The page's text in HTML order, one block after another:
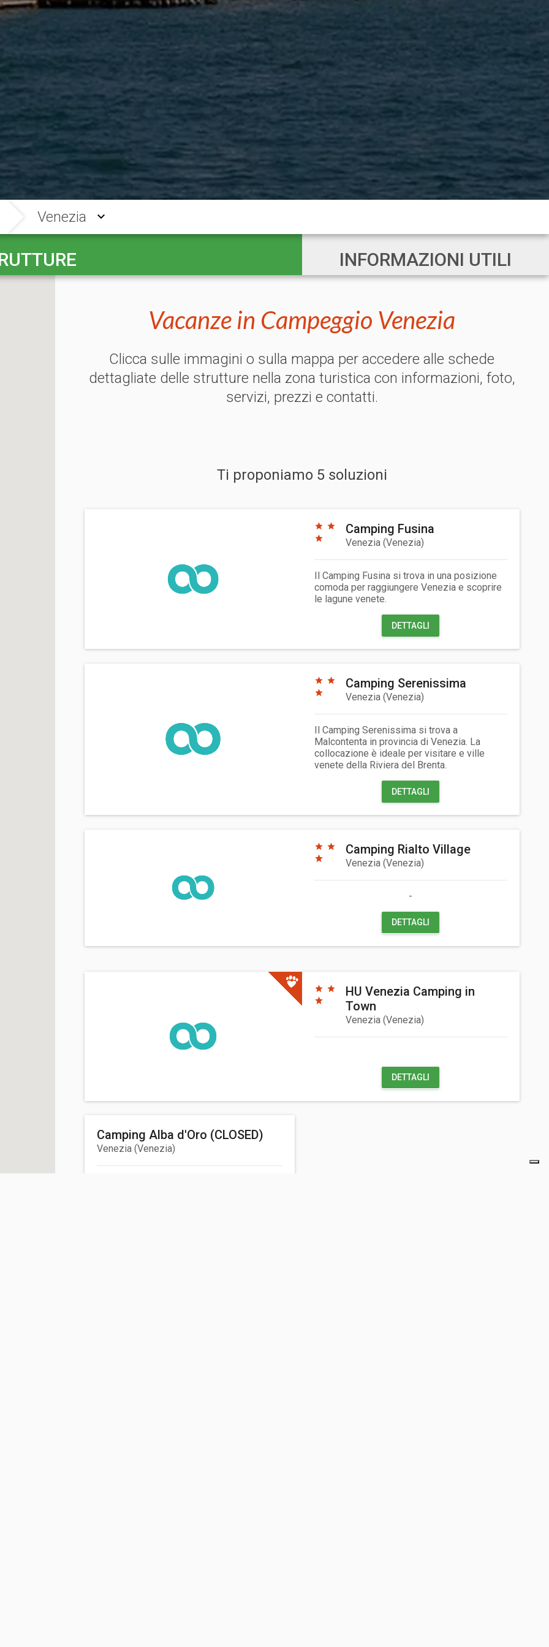
Venezia
INFORMAZIONI UTILI
Vacanze in Campeggio Venezia
Clicca sulle immagini o sulla mappa per accedere alle schede
dettagliate delle strutture nella zona turistica con informazioni, foto,
servizi, prezzi e contatti.
Ti proponiamo 5 soluzioni
Camping Fusina
Venezia(Venezia)
Il Camping Fusina si trova in una posizione
comoda per raggiungere Venezia e scoprire
le lagune venete.
DETTAGLI
Camping Serenissima
Venezia(Venezia)
Il Camping Serenissima si trova a
Malcontenta in provincia di Venezia. La
collocazione è ideale per visitare e ville
venete della Riviera del Brenta.
DETTAGLI
Camping Rialto Village
Venezia(Venezia)
-
DETTAGLI
HU Venezia Camping in
Town
Venezia(Venezia)
DETTAGLI
Camping Alba d'Oro (CLOSED)
Venezia(Venezia)